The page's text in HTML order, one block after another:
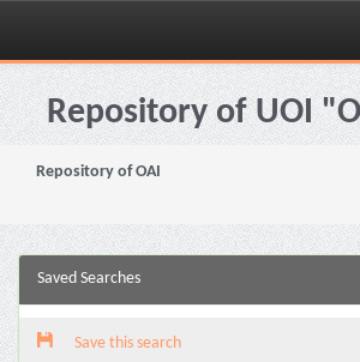
Skip
navigationRepository of UOI
Repository of OAI
Saved Searches
Save this search